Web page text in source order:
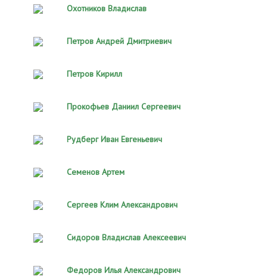
Охотников Владислав
Петров Андрей Дмитриевич
Петров Кирилл
Прокофьев Даниил Сергеевич
Рудберг Иван Евгеньевич
Семенов Артем
Сергеев Клим Александрович
Сидоров Владислав Алексеевич
Федоров Илья Александрович